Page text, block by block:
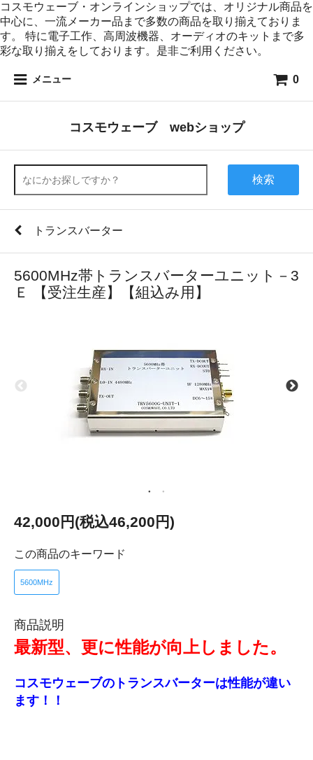
コスモウェーブ・オンラインショップでは、オリジナル商品を
中心に、一流メーカー品まで多数の商品を取り揃えておりま
す。 特に電子工作、高周波機器、オーディオのキットまで多
彩な取り揃えをしております。是非ご利用ください。
メニュー 0
コスモウェーブ webショップ
検索
トランスバーター
5600MHz帯トランスバーターユニット－3
Ｅ 【受注生産】【組込み用】
42,000円(税込46,200円)
この商品のキーワード
5600MHz
商品説明
最新型、更に性能が向上しました。
コスモウェーブのトランスバーターは性能が違い
ます！！